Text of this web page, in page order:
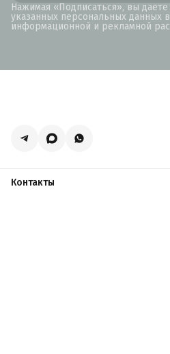
Нажимая «Подписаться», вы даете
указанных персональных данных
информационной и рекламной
Контакты